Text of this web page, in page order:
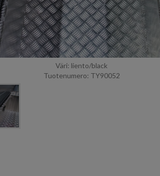
Väri: liento/black
Tuotenumero: TY90052